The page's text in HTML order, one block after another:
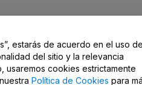
estarás de acuerdo en el uso
del sitio y la relevancia
usaremos cookies estrictamente
Política de Cookies para